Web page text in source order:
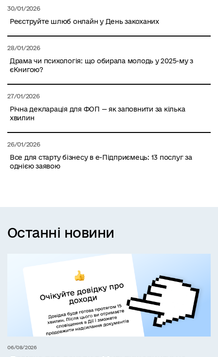
30/01/2026
Реєструйте шлюб онлайн у День закоханих
28/01/2026
Драма чи психологія: що обирала молодь у 2025-му з
єКнигою?
27/01/2026
Річна декларація для ФОП — як заповнити за кілька
хвилин
26/01/2026
Все для старту бізнесу в е-Підприємець: 13 послуг за
однією заявою
Останні новини
06/08/2026